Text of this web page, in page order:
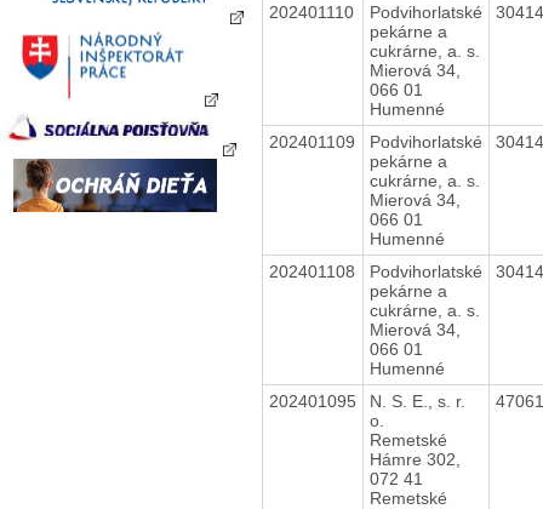
202401110
Podvihorlatské
pekárne a
cukrárne, a. s.
Mierová 34,
066 01
Humenné
202401109
Podvihorlatské
pekárne a
cukrárne, a. s.
Mierová 34,
066 01
Humenné
202401108
Podvihorlatské
pekárne a
cukrárne, a. s.
Mierová 34,
066 01
Humenné
202401095
N. S. E., s. r.
o.
Remetské
Hámre 302,
072 41
Remetské